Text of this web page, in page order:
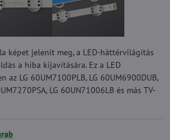
képet jelenít meg, a LED-háttérvilágítás
a hiba kijavítására. Ez a LED
LG 60UM7100PLB, LG 60UM6900DUB,
LG 60UN71006LB és más TV-